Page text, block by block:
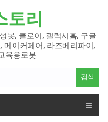
토리
봇, 클로이, 갤럭시홈, 구글
메이커페어, 라즈베리파이,
육용로봇